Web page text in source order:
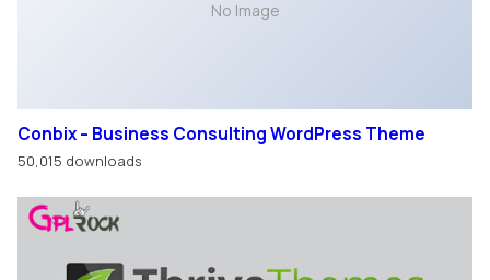
No Image
Conbix – Business Consulting WordPress Theme
50,015 downloads